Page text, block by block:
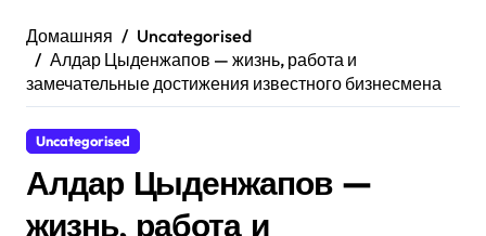
Домашняя
Uncategorised
Алдар Цыденжапов — жизнь, работа и
замечательные достижения известного бизнесмена
Uncategorised
Алдар Цыденжапов —
жизнь, работа и